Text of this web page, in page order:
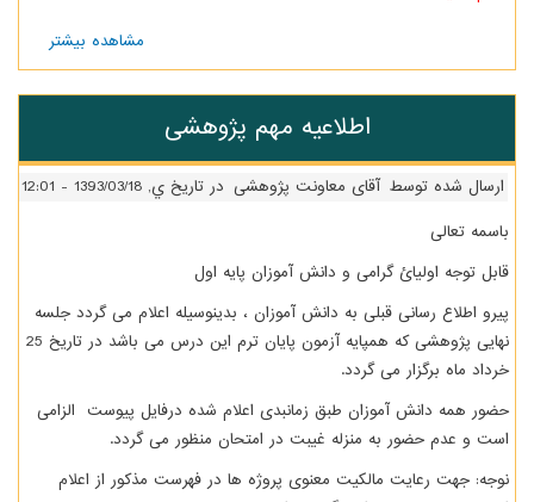
مشاهده بیشتر
اطلاعیه مهم پژوهشی
ارسال شده توسطآقای معاونت پژوهشیدر تاریخ ي, 1393/03/18 - 12:01
باسمه تعالی
قابل توجه اولیائ گرامی و دانش آموزان پایه اول
پیرو اطلاع رسانی قبلی به دانش آموزان ، بدینوسیله اعلام می گردد جلسه
نهایی پژوهشی که همپایه آزمون پایان ترم این درس می باشد در تاریخ 25
خرداد ماه برگزار می گردد.
حضور همه دانش آموزان طبق زمانبدی اعلام شده درفایل پیوست الزامی
است و عدم حضور به منزله غیبت در امتحان منظور می گردد.
نوجه: جهت رعایت مالکیت معنوی پروژه ها در فهرست مذکور از اعلام